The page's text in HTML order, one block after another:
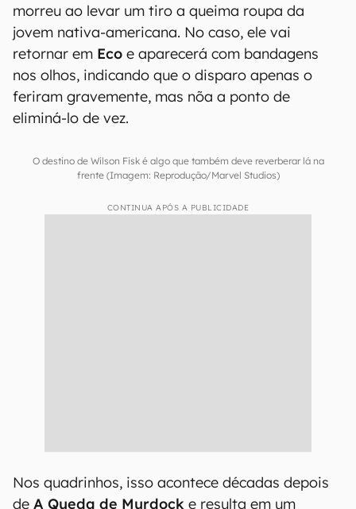
morreu ao levar um tiro a queima roupa da
jovem nativa-americana. No caso, ele vai
retornar em Eco e aparecerá com bandagens
nos olhos, indicando que o disparo apenas o
feriram gravemente, mas nõa a ponto de
eliminá-lo de vez.
O destino de Wilson Fisk é algo que também deve reverberar lá na
frente (Imagem: Reprodução/Marvel Studios)
CONTINUA APÓS A PUBLICIDADE
Nos quadrinhos, isso acontece décadas depois
de A Queda de Murdock e resulta em um